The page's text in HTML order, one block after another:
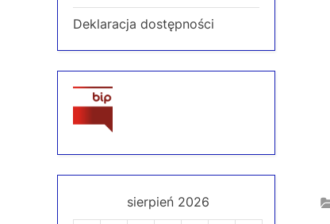
Deklaracja dostępności
sierpień 2026